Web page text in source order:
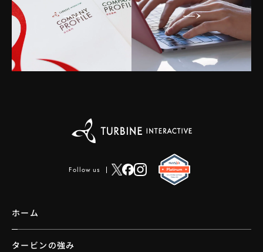
Follow us
ホーム
タービンの強み